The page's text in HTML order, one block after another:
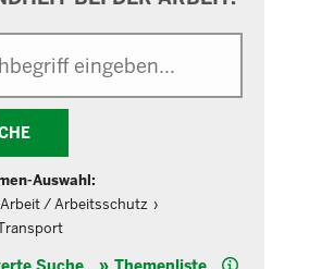
Auswahl:
/ Arbeitsschutz
Hilfe